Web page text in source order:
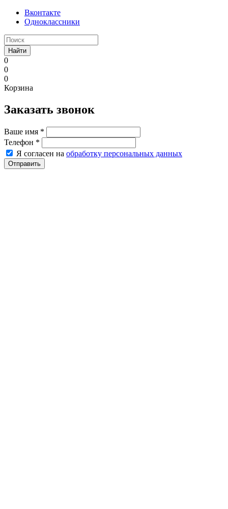
Вконтакте
Одноклассники
Найти
0
0
0
Корзина
Заказать звонок
Ваше имя *
Телефон *
Я согласен на обработку персональных данных